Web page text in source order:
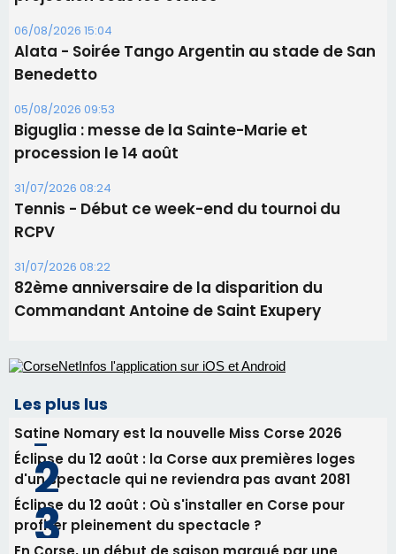
31/07/2026 08:24
Tennis - Début ce week-end du tournoi du
RCPV
31/07/2026 08:22
82ème anniversaire de la disparition du
Commandant Antoine de Saint Exupery
Les plus lus
Satine Nomary est la nouvelle Miss Corse 2026
Éclipse du 12 août : la Corse aux premières loges
d'un spectacle qui ne reviendra pas avant 2081
profiter pleinement du spectacle ?
consommation en recul dans les restaurants
La gendarmerie alerte les restaurateurs corses
face à une nouvelle escroquerie au faux vendeur de
vin
Newsletter